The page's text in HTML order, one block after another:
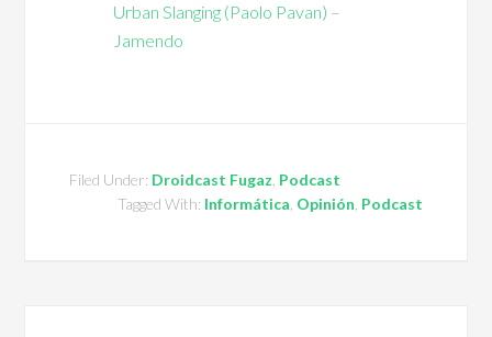
Urban Slanging (Paolo Pavan) –
Jamendo
Filed Under: Droidcast Fugaz Podcast
Tagged With: Informática Opinión Podcast